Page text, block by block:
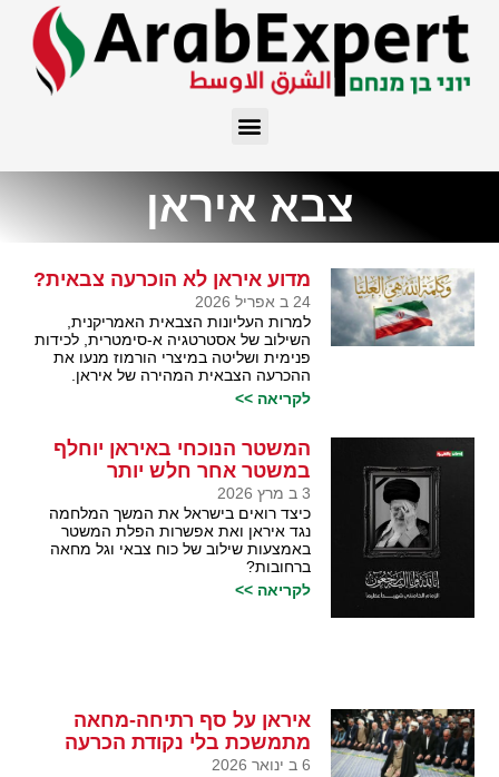
צבא איראן
מדוע איראן לא הוכרעה צבאית?
24 ב אפריל 2026
למרות העליונות הצבאית האמריקנית,
השילוב של אסטרטגיה א-סימטרית, לכידות
פנימית ושליטה במיצרי הורמוז מנעו את
ההכרעה הצבאית המהירה של איראן.
לקריאה >>
המשטר הנוכחי באיראן יוחלף
במשטר אחר חלש יותר
3 ב מרץ 2026
כיצד רואים בישראל את המשך המלחמה
נגד איראן ואת אפשרות הפלת המשטר
באמצעות שילוב של כוח צבאי וגל מחאה
ברחובות?
לקריאה >>
איראן על סף רתיחה-מחאה
מתמשכת בלי נקודת הכרעה
6 ב ינואר 2026